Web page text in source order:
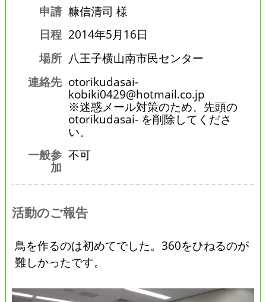
申請 糠信清司 様
日程 2014年5月16日
場所 八王子横山南市民センター
連絡先 otorikudasai-
kobiki0429@hotmail.co.jp
※迷惑メール対策のため、先頭の
otorikudasai- を削除してくださ
い。
一般参
加
不可
活動のご報告
鳥を作るのは初めてでした。360をひねるのが
難しかったです。